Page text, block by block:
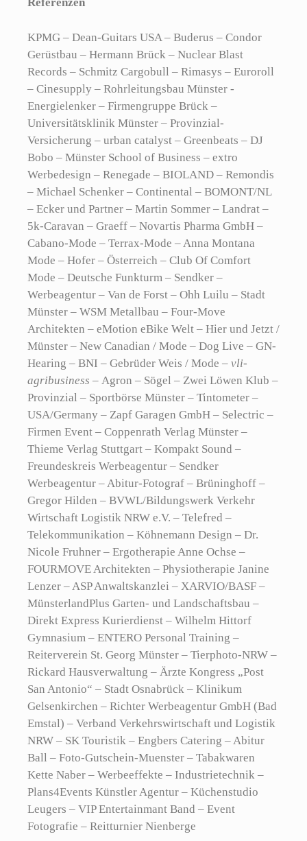
KPMG – Dean-Guitars USA – Buderus – Condor
Gerüstbau – Hermann Brück – Nuclear Blast
Records – Schmitz Cargobull – Rimasys – Euroroll
– Cinesupply – Rohrleitungsbau Münster -
Energielenker – Firmengruppe Brück –
Universitätsklinik Münster – Provinzial-
Versicherung – urban catalyst – Greenbeats – DJ
Bobo – Münster School of Business – extro
Werbedesign – Renegade – BIOLAND – Remondis
– Michael Schenker – Continental – BOMONT/NL
– Ecker und Partner – Martin Sommer – Landrat –
5k-Caravan – Graeff – Novartis Pharma GmbH –
Cabano-Mode – Terrax-Mode – Anna Montana
Mode – Hofer – Österreich – Club Of Comfort
Mode – Deutsche Funkturm – Sendker –
Werbeagentur – Van de Forst – Ohh Luilu – Stadt
Münster – WSM Metallbau – Four-Move
Architekten – eMotion eBike Welt – Hier und Jetzt /
Münster – New Canadian / Mode – Dog Live – GN-
Hearing – BNI – Gebrüder Weis / Mode – vli-
agribusiness – Agron – Sögel – Zwei Löwen Klub –
Provinzial – Sportbörse Münster – Tintometer –
USA/Germany – Zapf Garagen GmbH – Selectric –
Firmen Event – Coppenrath Verlag Münster –
Thieme Verlag Stuttgart – Kompakt Sound –
Freundeskreis Werbeagentur – Sendker
Werbeagentur – Abitur-Fotograf – Brüninghoff –
Gregor Hilden – BVWL/Bildungswerk Verkehr
Wirtschaft Logistik NRW e.V. – Telefred –
Telekommunikation – Köhnemann Design – Dr.
Nicole Fruhner – Ergotherapie Anne Ochse –
FOURMOVE Architekten – Physiotherapie Janine
Lenzer – ASP Anwaltskanzlei – XARVIO/BASF –
MünsterlandPlus Garten- und Landschaftsbau –
Direkt Express Kurierdienst – Wilhelm Hittorf
Gymnasium – ENTERO Personal Training –
Reiterverein St. Georg Münster – Tierphoto-NRW –
Rickard Hausverwaltung – Ärzte Kongress „Post
San Antonio“ – Stadt Osnabrück – Klinikum
Gelsenkirchen – Richter Werbeagentur GmbH (Bad
Emstal) – Verband Verkehrswirtschaft und Logistik
NRW – SK Touristik – Engbers Catering – Abitur
Ball – Foto-Gutschein-Muenster – Tabakwaren
Kette Naber – Werbeeffekte – Industrietechnik –
Plans4Events Künstler Agentur – Küchenstudio
Leugers – VIP Entertainmant Band – Event
Fotografie – Reitturnier Nienberge